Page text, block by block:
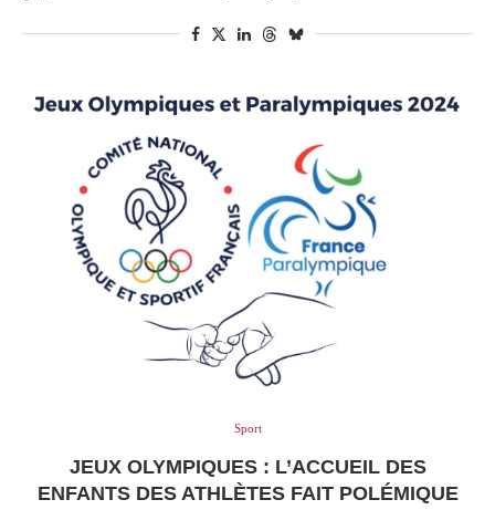
Sport
JEUX OLYMPIQUES : L’ACCUEIL DES
ENFANTS DES ATHLÈTES FAIT POLÉMIQUE